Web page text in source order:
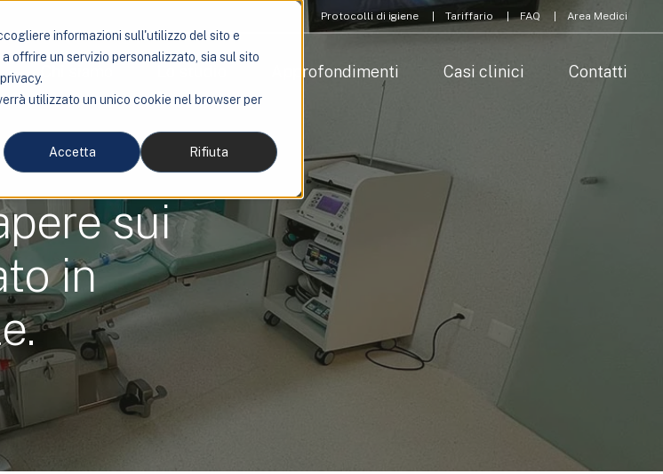
informazioni sull'utilizzo del sito e
offrire un servizio personalizzato, sia sul sito
utilizzato un unico cookie nel browser per
Accetta Rifiuta
Protocolli di igiene Tariffario FAQ Area Medici
Approfondimenti Casi clinici Contatti
sui
in